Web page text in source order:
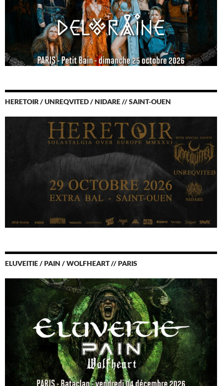
HERETOIR / UNREQVITED / NIDARE // SAINT-OUEN
ELUVEITIE / PAIN / WOLFHEART // PARIS